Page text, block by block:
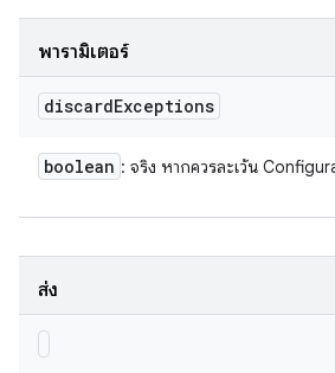
พารามิเตอร์
discardExceptions
boolean : จริง หากควรละเว้น
ส่ง